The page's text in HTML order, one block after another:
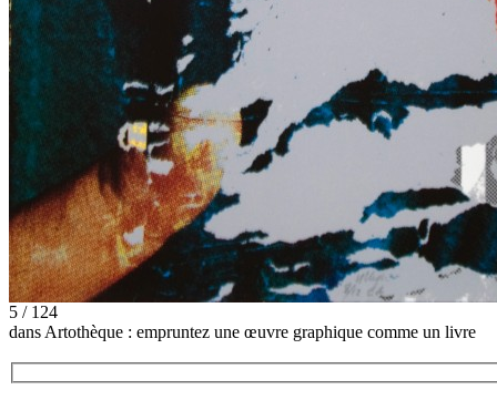
5 / 124
dans Artothèque : empruntez une œuvre graphique comme un livre